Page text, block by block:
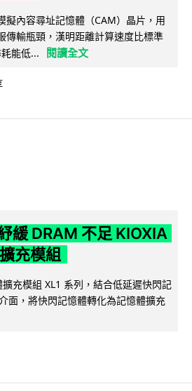
擬內容尋址記憶體（CAM）晶片，用
傳輸瓶頸，漢明距離計算速度比標準
能低...
閱讀全文
緩 DRAM 不足 KIOXIA
充模組
充模組 XL1 系列，結合低延遲快閃記
面，將快閃記憶體轉化為記憶體擴充